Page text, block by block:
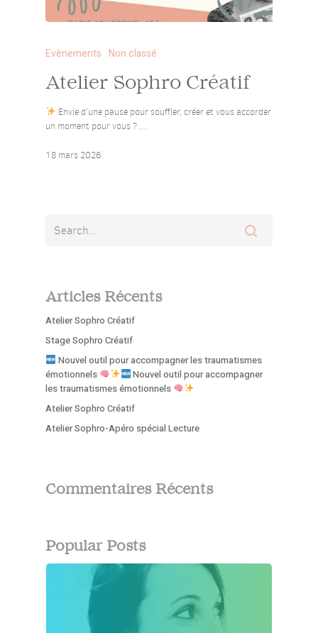
Evènements Non classé
Atelier Sophro Créatif
Envie d’une pause pour souffler, créer et vous accorder
un moment pour vous ?…
18 mars 2026
Articles Récents
Atelier Sophro Créatif
Stage Sophro Créatif
Nouvel outil pour accompagner les traumatismes
émotionnels
Nouvel outil pour accompagner
les traumatismes émotionnels
Atelier Sophro Créatif
Atelier Sophro-Apéro spécial Lecture
Commentaires Récents
Popular Posts